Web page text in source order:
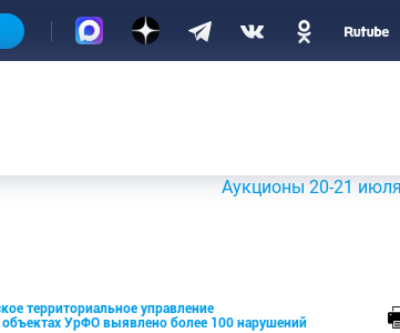
Аукционы 20-21 июля 2026 г.
территориальное управление
УрФО выявлено более 100 нарушений